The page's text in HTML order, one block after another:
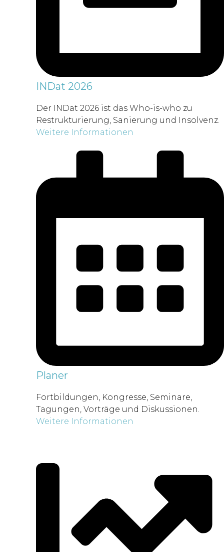
INDat 2026
Der INDat 2026 ist das Who-is-who zu
Restrukturierung, Sanierung und Insolvenz.
Weitere Informationen
Planer
Fortbildungen, Kongresse, Seminare,
Tagungen, Vorträge und Diskussionen.
Weitere Informationen